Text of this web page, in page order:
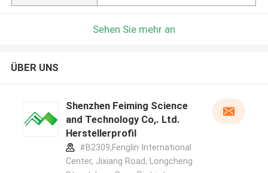
Sehen Sie mehr an
ÜBER UNS
Shenzhen Feiming Science
and Technology Co,. Ltd.
Herstellerprofil
#B2309,Fenglin International
Center, Jixiang Road, Longcheng